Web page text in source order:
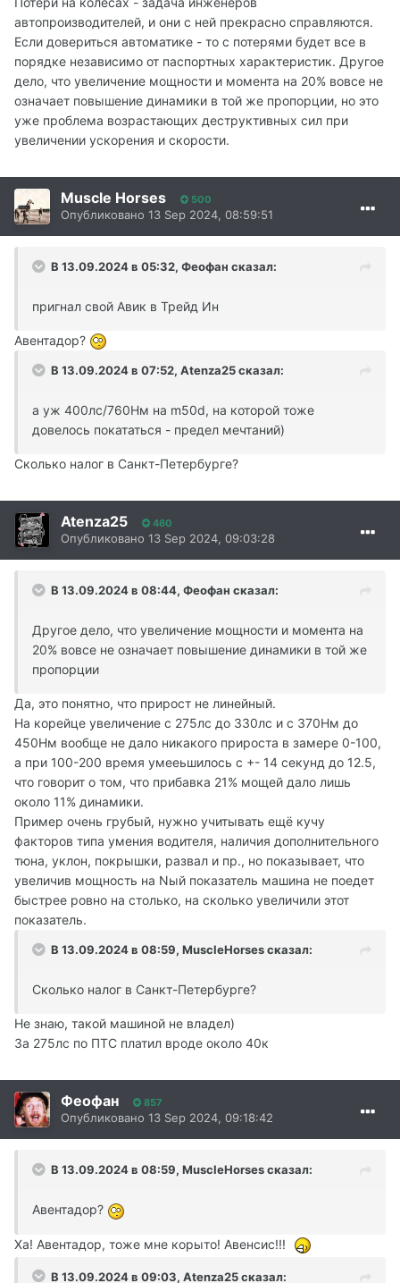
автопроизводителей, и они с ней прекрасно справляются.
Если довериться автоматике - то с потерями будет все в
порядке независимо от паспортных характеристик. Другое
дело, что увеличение мощности и момента на 20% вовсе не
означает повышение динамики в той же пропорции, но это
уже проблема возрастающих деструктивных сил при
увеличении ускорения и скорости.
Muscle Horses 500
Опубликовано 13 Sep 2024, 08:59:51
В 13.09.2024 в 05:32, Феофан сказал:
пригнал свой Авик в Трейд Ин
Авентадор?
В 13.09.2024 в 07:52, Atenza25сказал:
а уж 400лс/760Нм на m50d, на которой тоже
довелось покататься - предел мечтаний)
Сколько налог в Санкт-Петербурге?
Atenza25 460
Опубликовано 13 Sep 2024, 09:03:28
В 13.09.2024 в 08:44, Феофан сказал:
Другое дело, что увеличение мощности и момента на
20% вовсе не означает повышение динамики в той же
пропорции
Да, это понятно, что прирост не линейный.
На корейце увеличение с 275лс до 330лс и с 370Нм до
450Нм вообще не дало никакого прироста в замере 0-100,
а при 100-200 время умееьшилось с +- 14 секунд до 12.5,
что говорит о том, что прибавка 21% мощей дало лишь
около 11% динамики.
Пример очень грубый, нужно учитывать ещё кучу
факторов типа умения водителя, наличия дополнительного
тюна, уклон, покрышки, развал и пр., но показывает, что
увеличив мощность на Nый показатель машина не поедет
быстрее ровно на столько, на сколько увеличили этот
показатель.
В 13.09.2024 в 08:59, MuscleHorsesсказал:
Сколько налог в Санкт-Петербурге?
Не знаю, такой машиной не владел)
За 275лс по ПТС платил вроде около 40к
Феофан 857
Опубликовано 13 Sep 2024, 09:18:42
В 13.09.2024 в 08:59, MuscleHorsesсказал:
Авентадор?
Ха! Авентадор, тоже мне корыто! Авенсис!!!
В 13.09.2024 в 09:03, Atenza25сказал: